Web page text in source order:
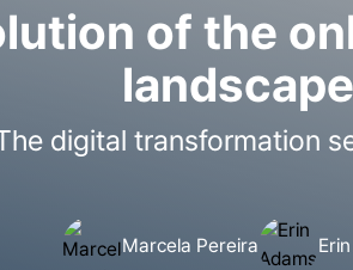
인 효과를 극대화하세요.
브랜드 헬스 및 성장
브랜드 헬스와 인식을 추적하고 측정하며 강화해
축하고 장기적인 성장을 이끄세요.
Global Panel Community
7,900만 명 이상의 글로벌 소
장조사의 깊이와 신뢰도를 높이
정성 조사용 서비스 플랫폼에
of the
landscape
digital transformation
Marcela Pereira